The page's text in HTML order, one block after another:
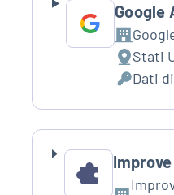
Google
Azienda:
Luogo
del
Stati
Dati
trattati:
Dati